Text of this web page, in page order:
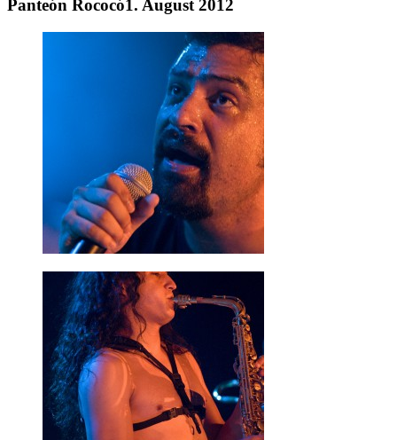
Panteón Rococó1. August 2012